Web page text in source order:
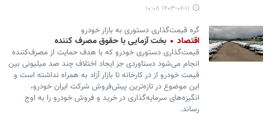
۱۴۰۳-۰۶-۱۱ ۱۰:۰۸
گره قیمت‌گذاری دستوری به بازار خودرو
اقتصاد بخت آزمایی با حقوق مصرف‌ کننده
قیمت‌گذاری دستوری خودرو که با هدف حمایت از مصرف‌کننده
انجام می‌شود دستاوردی جز ایجاد اختلاف چند صد میلیونی بین
قیمت خودرو از در کارخانه تا بازار آزاد به همراه نداشته است و
این موضوع در تازه‌ترین پیش‌فروش شرکت ایران خودرو،
انگیزه‌های سرمایه‌گذاری در خرید و فروش خودرو را به اوج
رساند.